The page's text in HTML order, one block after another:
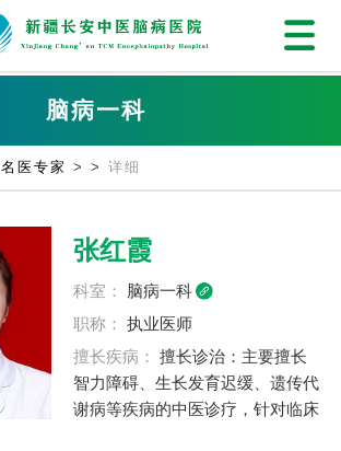
脑病一科
名医专家 > > 详细
张红霞
科室：
脑病一科
职称： 执业医师
擅长疾病： 擅长诊治：主要擅长
智力障碍、生长发育迟缓、遗传代
谢病等疾病的中医诊疗，针对临床